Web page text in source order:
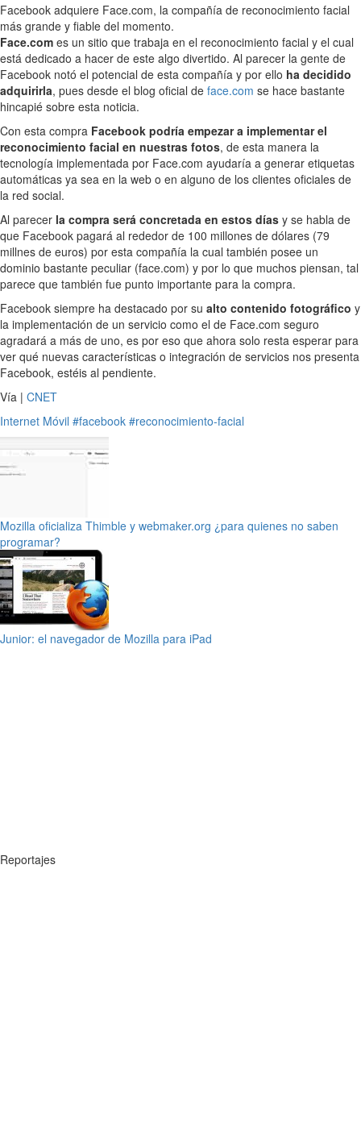
Facebook adquiere Face.com, la compañía de reconocimiento facial
más grande y fiable del momento.
Face.com es un sitio que trabaja en el reconocimiento facial y el cual
está dedicado a hacer de este algo divertido. Al parecer la gente de
Facebook notó el potencial de esta compañía y por ello ha decidido
adquirirla, pues desde el blog oficial de face.com se hace bastante
hincapié sobre esta noticia.
Con esta compra Facebook podría empezar a implementar el
reconocimiento facial en nuestras fotos, de esta manera la
tecnología implementada por Face.com ayudaría a generar etiquetas
automáticas ya sea en la web o en alguno de los clientes oficiales de
la red social.
Al parecer la compra será concretada en estos días y se habla de
que Facebook pagará al rededor de 100 millones de dólares (79
millnes de euros) por esta compañía la cual también posee un
dominio bastante peculiar (face.com) y por lo que muchos piensan, tal
parece que también fue punto importante para la compra.
Facebook siempre ha destacado por su alto contenido fotográfico y
la implementación de un servicio como el de Face.com seguro
agradará a más de uno, es por eso que ahora solo resta esperar para
ver qué nuevas características o integración de servicios nos presenta
Facebook, estéis al pendiente.
Vía | CNET
Internet Móvil #facebook #reconocimiento-facial
Mozilla oficializa Thimble y webmaker.org ¿para quienes no saben
programar?
Junior: el navegador de Mozilla para iPad
Reportajes